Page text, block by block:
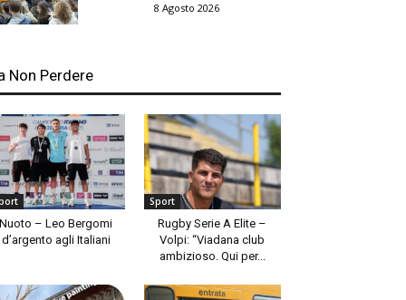
8 Agosto 2026
Non Perdere
Nuoto – Leo Bergomi
d’argento agli Italiani
Sport
Rugby Serie A Elite –
Volpi: “Viadana club
ambizioso. Qui per...